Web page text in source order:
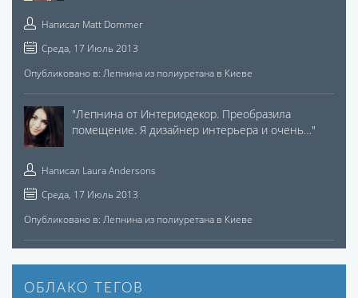
Написал Matt Dommer
Среда, 17 Июль 2013
Опубликовано в: Лепнина из полиуретана в Киеве
"Лепнина от Интериодекор. Преобразила
помещение. Я дизайнер интерьера и очень…"
Написал Laura Andersons
Среда, 17 Июль 2013
Опубликовано в: Лепнина из полиуретана в Киеве
ОБЛАКО ТЕГОВ